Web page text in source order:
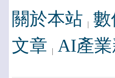
關於本站 數
文章 AI產業